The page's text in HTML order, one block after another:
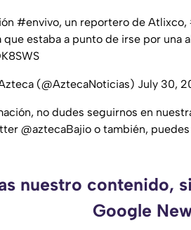
#envivo, un reportero de Atlixco,
que estaba a punto de irse por una
(@AztecaNoticias) July 30,
no dudes seguirnos en
@aztecaBajio o también,
nuestro contenido,
Google